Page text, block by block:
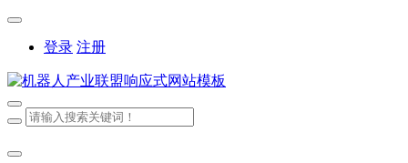
登录 注册